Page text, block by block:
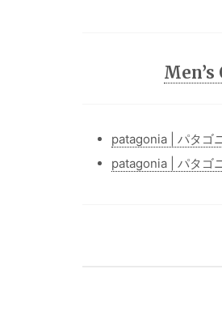
Men’s
patagonia | パタゴ
patagonia | パタゴ